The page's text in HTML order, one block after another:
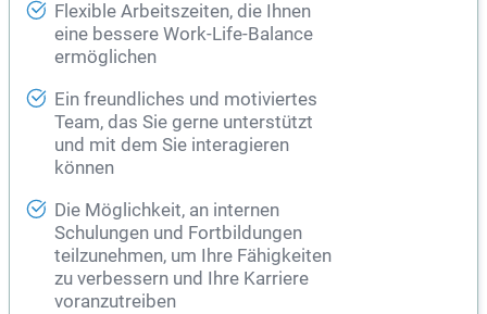
Flexible Arbeitszeiten, die Ihnen
eine bessere Work-Life-Balance
ermöglichen
Ein freundliches und motiviertes
Team, das Sie gerne unterstützt
und mit dem Sie interagieren
können
Die Möglichkeit, an internen
Schulungen und Fortbildungen
teilzunehmen, um Ihre Fähigkeiten
zu verbessern und Ihre Karriere
voranzutreiben